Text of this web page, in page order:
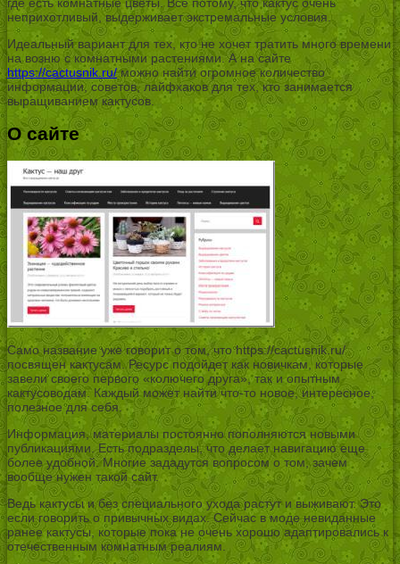
неприхотливый, выдерживает экстремальные условия.
Идеальный вариант для тех, кто не хочет тратить много времени
на возню с комнатными растениями. А на сайте
https://cactusnik.ru/можно найти огромное количество
информации, советов, лайфхаков для тех, кто занимается
выращиванием кактусов.
О сайте
Само название уже говорит о том, что https://cactusnik.ru/
посвящен кактусам. Ресурс подойдет как новичкам, которые
завели своего первого «колючего друга», так и опытным
кактусоводам. Каждый может найти что-то новое, интересное,
полезное для себя.
Информация, материалы постоянно пополняются новыми
публикациями. Есть подразделы, что делает навигацию еще
более удобной. Многие зададутся вопросом о том, зачем
вообще нужен такой сайт.
Ведь кактусы и без специального ухода растут и выживают. Это
если говорить о привычных видах. Сейчас в моде невиданные
ранее кактусы, которые пока не очень хорошо адаптировались к
отечественным комнатным реалиям.